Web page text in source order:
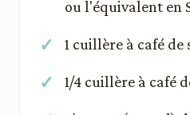
ou l'équivalent en
1 cuillère à café de
1/4 cuillère à café